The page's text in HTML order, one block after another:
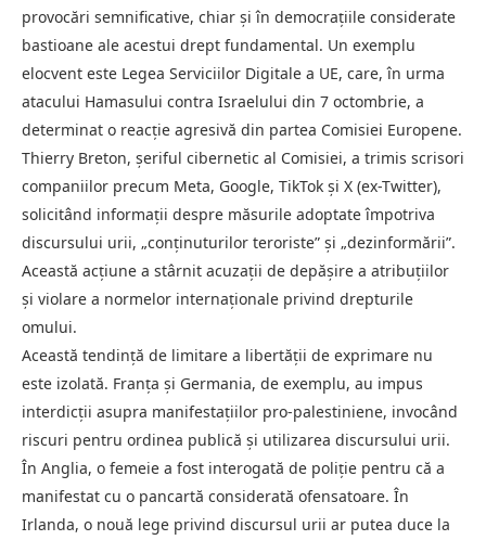
provocări semnificative, chiar și în democrațiile considerate
bastioane ale acestui drept fundamental. Un exemplu
elocvent este Legea Serviciilor Digitale a UE, care, în urma
atacului Hamasului contra Israelului din 7 octombrie, a
determinat o reacție agresivă din partea Comisiei Europene.
Thierry Breton, șeriful cibernetic al Comisiei, a trimis scrisori
companiilor precum Meta, Google, TikTok și X (ex-Twitter),
solicitând informații despre măsurile adoptate împotriva
discursului urii, „conținuturilor teroriste” și „dezinformării”.
Această acțiune a stârnit acuzații de depășire a atribuțiilor
și violare a normelor internaționale privind drepturile
omului.
Această tendință de limitare a libertății de exprimare nu
este izolată. Franța și Germania, de exemplu, au impus
interdicții asupra manifestațiilor pro-palestiniene, invocând
riscuri pentru ordinea publică și utilizarea discursului urii.
În Anglia, o femeie a fost interogată de poliție pentru că a
manifestat cu o pancartă considerată ofensatoare. În
Irlanda, o nouă lege privind discursul urii ar putea duce la